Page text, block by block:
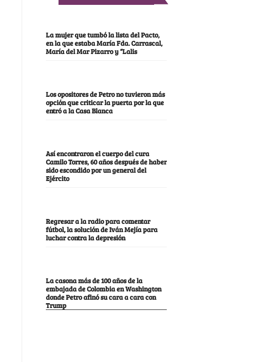
La mujer que tumbó la lista del Pacto,
en la que estaba María Fda. Carrascal,
María del Mar Pizarro y “Lalis
Los opositores de Petro no tuvieron más
opción que criticar la puerta por la que
entró a la Casa Blanca
Así encontraron el cuerpo del cura
Camilo Torres, 60 años después de haber
sido escondido por un general del
Ejército
Regresar a la radio para comentar
fútbol, la solución de Iván Mejía para
luchar contra la depresión
La casona más de 100 años de la
embajada de Colombia en Washington
donde Petro afinó su cara a cara con
Trump